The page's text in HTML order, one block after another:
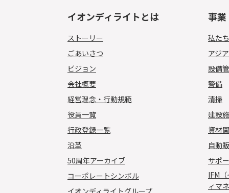
イオンディライトとは
ストーリー
ごあいさつ
ビジョン
会社概要
経営理念・行動規範
役員一覧
行政登録一覧
沿革
50周年アーカイブ
コーポレートシンボル
イオンディライトグループ
事業
私た
アジ
設備
警備
清掃
建設
資材
自動
サポ
IFM
ィマ